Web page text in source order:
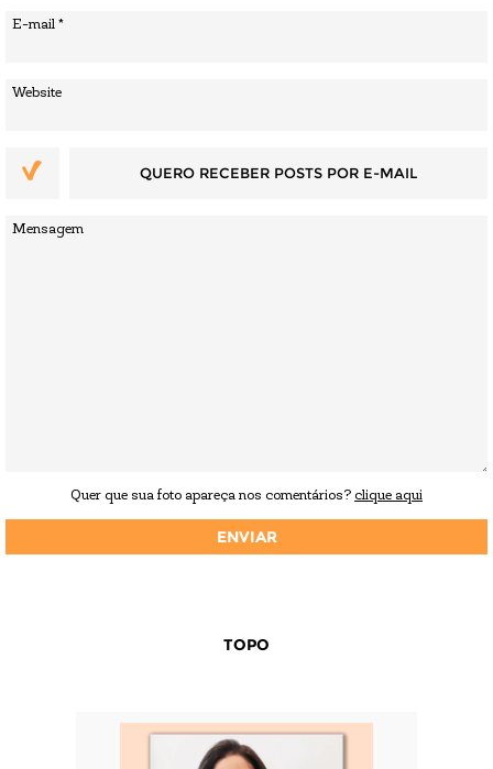
QUERO RECEBER POSTS POR E-MAIL
Quer que sua foto apareça nos comentários? clique aqui
TOPO